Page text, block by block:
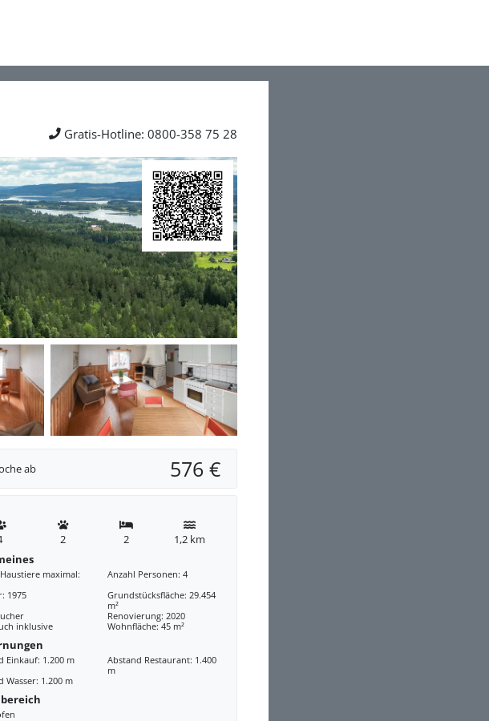
Gratis-Hotline: 0800-358 75 28
ab 576 €
2 2
1,2 km
maximal:
Anzahl Personen: 4
1975
Grundstücksfläche: 29.454
m²
Renovierung: 2020
inklusive
Wohnfläche: 45 m²
Einkauf: 1.200 m
Abstand Restaurant: 1.400
m
Wasser: 1.200 m